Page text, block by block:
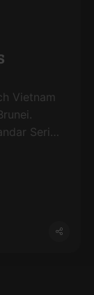
Vietnam
Seri
sind. Es
die Größe